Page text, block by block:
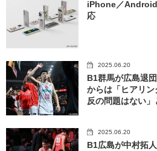
iPhone／
応
2025.06.20
B1群馬が広島退
からは「ヒアリ
反の問題はない」
2025.06.20
B1広島が中村拓